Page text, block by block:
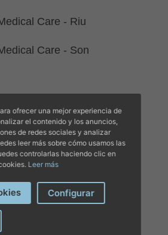
Care - Riu
Care - Son
Care - Arenal
Care - Cala En
Care - Cala En
Care - Cala En
Care - Cala
ofrecer una mejor experiencia de
el contenido y los anuncios,
de redes sociales y analizar
leer más sobre cómo usamos las
controlarlas haciendo clic en
Leer más
Configurar